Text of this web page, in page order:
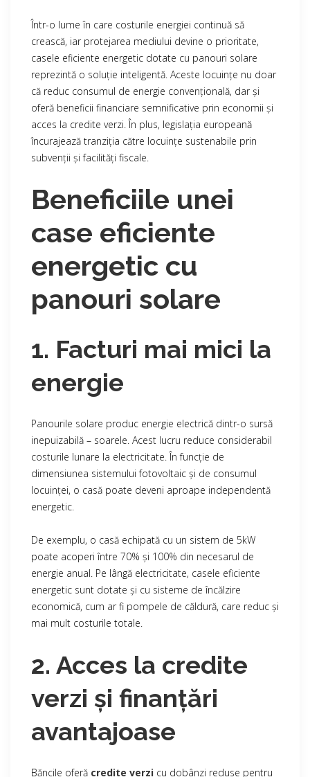
Într-o lume în care costurile energiei continuă să
crească, iar protejarea mediului devine o prioritate,
casele eficiente energetic dotate cu panouri solare
reprezintă o soluție inteligentă. Aceste locuințe nu doar
că reduc consumul de energie convențională, dar și
oferă beneficii financiare semnificative prin economii și
acces la credite verzi. În plus, legislația europeană
încurajează tranziția către locuințe sustenabile prin
subvenții și facilități fiscale.
Beneficiile unei
case eficiente
energetic cu
panouri solare
1. Facturi mai mici la
energie
Panourile solare produc energie electrică dintr-o sursă
inepuizabilă – soarele. Acest lucru reduce considerabil
costurile lunare la electricitate. În funcție de
dimensiunea sistemului fotovoltaic și de consumul
locuinței, o casă poate deveni aproape independentă
energetic.
De exemplu, o casă echipată cu un sistem de 5kW
poate acoperi între 70% și 100% din necesarul de
energie anual. Pe lângă electricitate, casele eficiente
energetic sunt dotate și cu sisteme de încălzire
economică, cum ar fi pompele de căldură, care reduc și
mai mult costurile totale.
2. Acces la credite
verzi și finanțări
avantajoase
Băncile oferă credite verzi cu dobânzi reduse pentru